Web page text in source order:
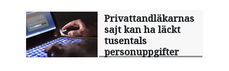
Privattandläkarnas
sajt kan ha läckt
tusentals
personuppgifter